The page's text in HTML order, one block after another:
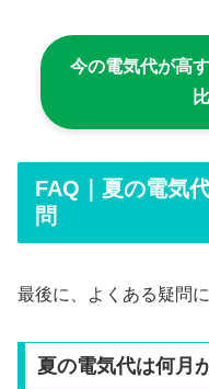
今の電気代が高
FAQ｜夏の電気
問
最後に、よくある疑問
夏の電気代は何月